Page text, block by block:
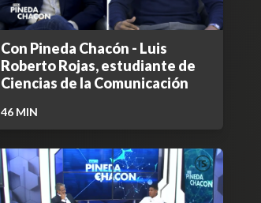
Con Pineda Chacón - Luis
Roberto Rojas, estudiante de
Ciencias de la Comunicación
46 MIN